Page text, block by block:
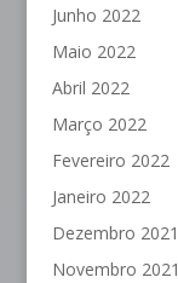
Junho 2022
Maio 2022
Abril 2022
Março 2022
Fevereiro 2022
Janeiro 2022
Dezembro 2021
Novembro 2021